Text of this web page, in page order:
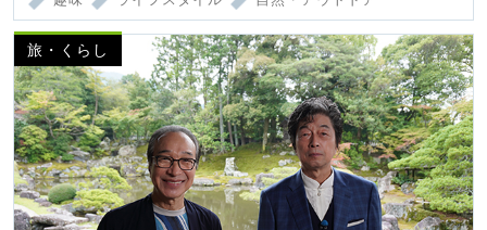
旅・くらし